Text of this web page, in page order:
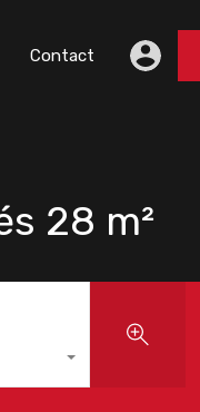
Contact
28 m²